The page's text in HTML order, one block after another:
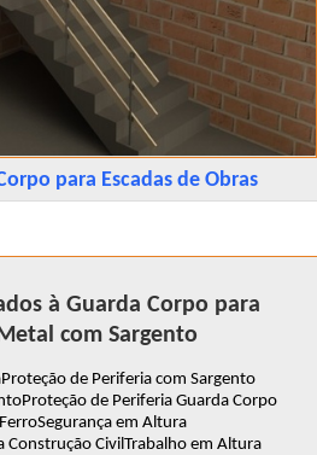
para Escadas de Obras
à Guarda Corpo para
com Sargento
Proteção de Periferia com Sargento
Proteção de Periferia Guarda Corpo
Segurança em Altura
Construção Civil Trabalho em Altura